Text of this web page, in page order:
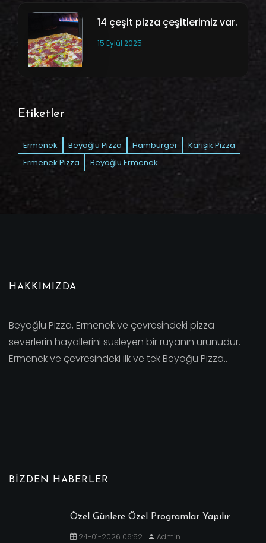
14 çeşit pizza çeşitlerimiz var.
15 Eylül 2025
Etiketler
Ermenek Beyoğlu Pizza Hamburger
Karışık Pizza
Ermenek Pizza
Beyoğlu Ermenek
HAKKIMIZDA
Beyoğlu Pizza, Ermenek ve çevresindeki pizza
severlerin hayallerini süsleyen bir rüyanın ürünüdür.
Ermenek ve çevresindeki ilk ve tek Beyoğu Pizza..
BIZDEN HABERLER
Özel Günlere Özel Programlar Yapılır
24-01-2026 06:52 Admin